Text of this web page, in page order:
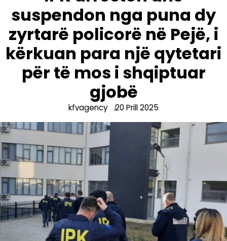
suspendon nga puna dy
zyrtarë policorë në Pejë, i
kërkuan para një qytetari
për të mos i shqiptuar
gjobë
kfvagency 20 Prill 2025